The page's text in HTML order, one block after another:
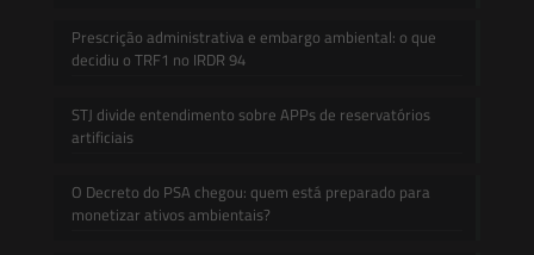
Prescrição administrativa e embargo ambiental: o que
decidiu o TRF1 no IRDR 94
STJ divide entendimento sobre APPs de reservatórios
artificiais
O Decreto do PSA chegou: quem está preparado para
monetizar ativos ambientais?